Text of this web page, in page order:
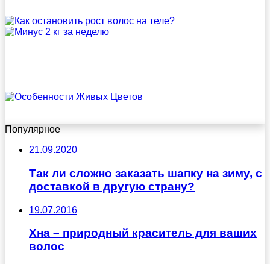
Популярное
21.09.2020
Так ли сложно заказать шапку на зиму, с
доставкой в другую страну?
19.07.2016
Хна – природный краситель для ваших
волос